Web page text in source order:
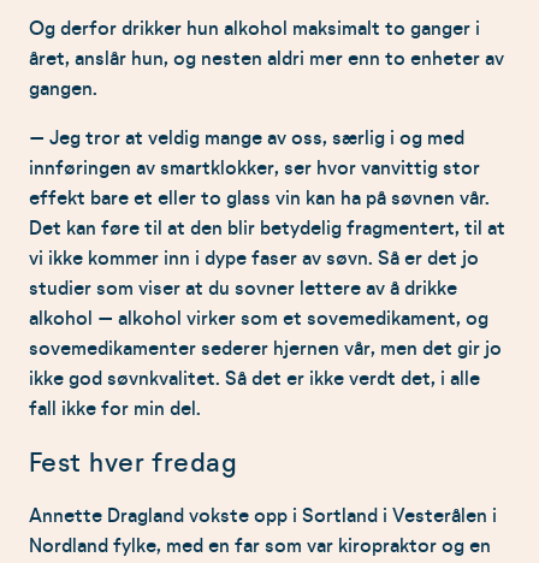
Og derfor drikker hun alkohol maksimalt to ganger i
året, anslår hun, og nesten aldri mer enn to enheter av
gangen.
– Jeg tror at veldig mange av oss, særlig i og med
innføringen av smartklokker, ser hvor vanvittig stor
effekt bare et eller to glass vin kan ha på søvnen vår.
Det kan føre til at den blir betydelig fragmentert, til at
vi ikke kommer inn i dype faser av søvn. Så er det jo
studier som viser at du sovner lettere av å drikke
alkohol – alkohol virker som et sovemedikament, og
sovemedikamenter sederer hjernen vår, men det gir jo
ikke god søvnkvalitet. Så det er ikke verdt det, i alle
fall ikke for min del.
Fest hver fredag
Annette Dragland vokste opp i Sortland i Vesterålen i
Nordland fylke, med en far som var kiropraktor og en